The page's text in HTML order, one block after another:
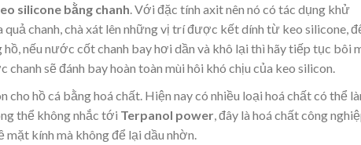
silicone bằng chanh. Với đặc tính axit nên nó có tác dụng khử
chanh, chà xát lên những vị trí được kết dính từ keo silicone,
nếu nước cốt chanh bay hơi dần và khô lại thì hãy tiếp tục bôi
sẽ đánh bay hoàn toàn mùi hôi khó chịu của keo silicon.
cho hồ cá bằng hoá chất. Hiện nay có nhiều loại hoá chất có thể
thể không nhắc tới Terpanol power, đây là hoá chất công
kính mà không để lại dầu nhờn.